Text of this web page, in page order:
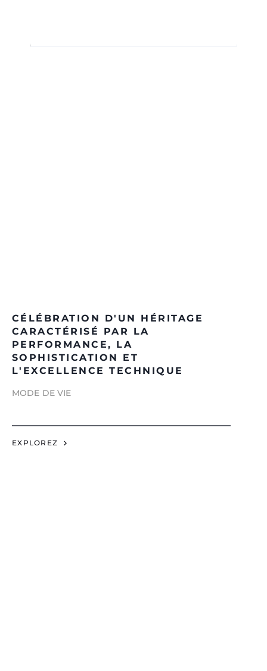
CÉLÉBRATION D'UN HÉRITAGE
CARACTÉRISÉ PAR LA
PERFORMANCE, LA
SOPHISTICATION ET
L'EXCELLENCE TECHNIQUE
MODE DE VIE
EXPLOREZ